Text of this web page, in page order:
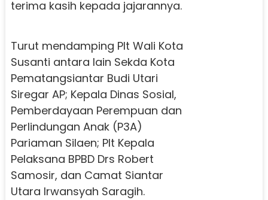
terima kasih kepada jajarannya.
Turut mendamping Plt Wali Kota
Susanti antara lain Sekda Kota
Pematangsiantar Budi Utari
Siregar AP; Kepala Dinas Sosial,
Pemberdayaan Perempuan dan
Perlindungan Anak (P3A)
Pariaman Silaen; Plt Kepala
Pelaksana BPBD Drs Robert
Samosir, dan Camat Siantar
Utara Irwansyah Saragih.